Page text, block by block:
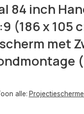
84 inch
(186 x 105
met
alle: